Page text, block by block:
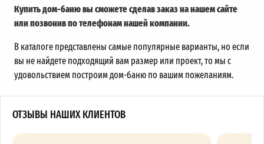
Купить дом-баню вы сможете сделав заказ на нашем сайте
или позвонив по телефонам нашей компании.
В каталоге представлены самые популярные варианты, но если
вы не найдете подходящий вам размер или проект, то мы с
удовольствием построим дом-баню по вашим пожеланиям.
ОТЗЫВЫ НАШИХ КЛИЕНТОВ